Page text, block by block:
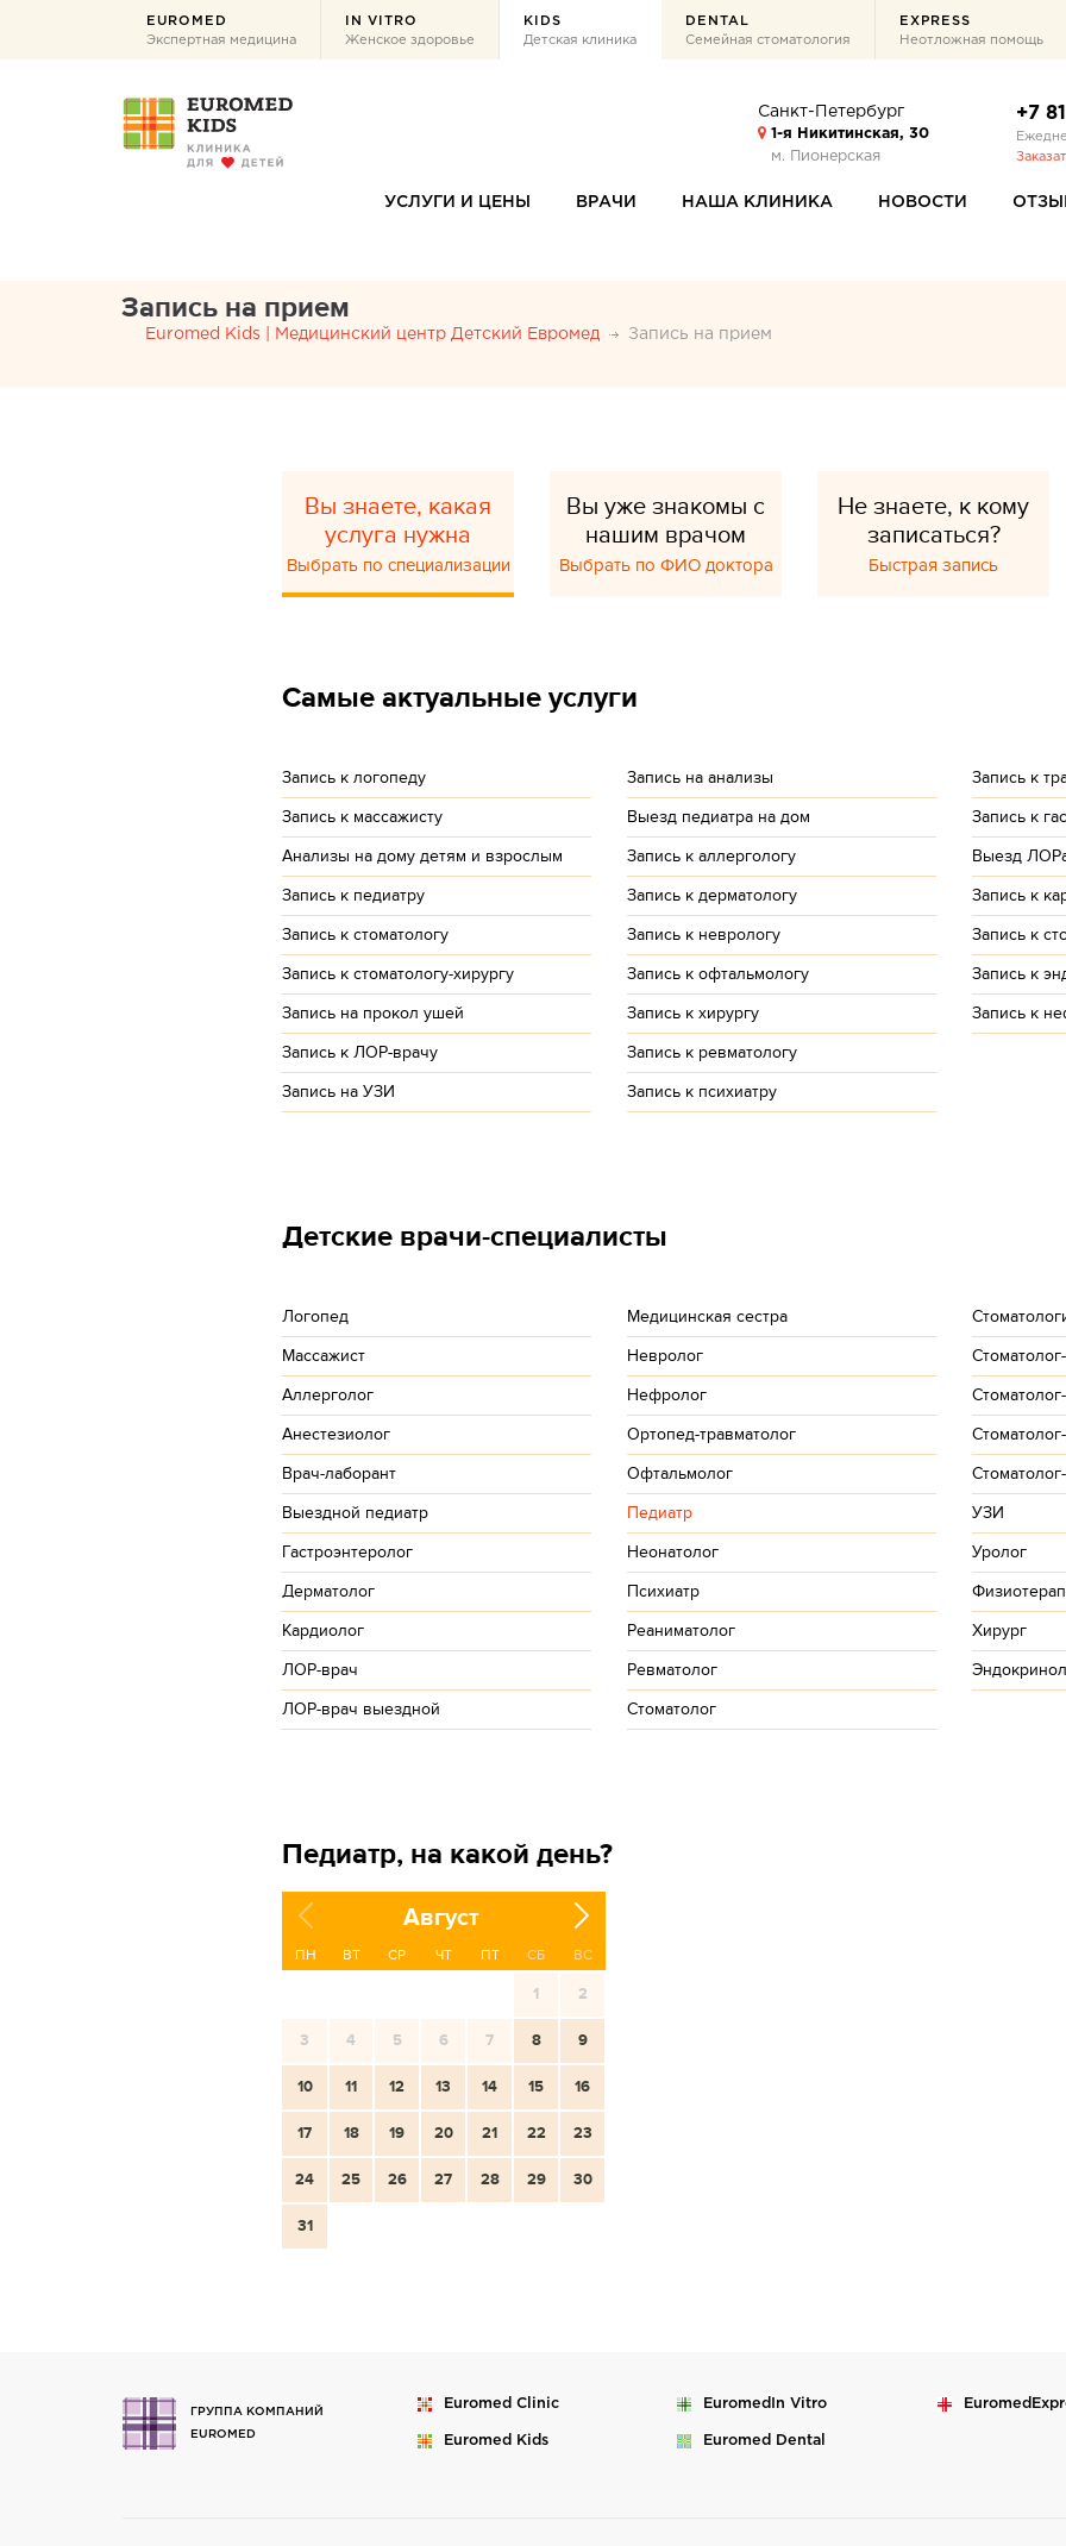
EUROMED
Экспертная медицина
IN VITRO
Женское здоровье
KIDS
Детская клиника
DENTAL
Семейная стоматология
EXPRESS
Неотложная помощь
Санкт-Петербург
1-я Никитинская, 30
м. Пионерская
+7
УСЛУГИ И ЦЕНЫ ВРАЧИ НАША КЛИНИКА НОВОСТИ
Запись на прием
Euromed Kids | Медицинский центр Детский Евромед Запись на прием
Вы знаете, какая
услуга нужна
Выбрать по специализации
Вы уже знакомы с
нашим врачом
Выбрать по ФИО доктора
Не знаете, к кому
записаться?
Быстрая запись
Самые актуальные услуги
Запись к логопеду
Запись к массажисту
Анализы на дому детям и взрослым
Запись к педиатру
Запись к стоматологу
Запись к стоматологу-хирургу
Запись на прокол ушей
Запись к ЛОР-врачу
Запись на УЗИ
Запись на анализы
Выезд педиатра на дом
Запись к аллергологу
Запись к дерматологу
Запись к неврологу
Запись к офтальмологу
Запись к хирургу
Запись к ревматологу
Запись к психиатру
Запись к
Запись к
Выезд
Запись к
Запись к
Запись к
Запись к
Детские врачи-специалисты
Логопед
Массажист
Аллерголог
Анестезиолог
Врач-лаборант
Выездной педиатр
Гастроэнтеролог
Дерматолог
Кардиолог
ЛОР-врач
ЛОР-врач выездной
Медицинская сестра
Невролог
Нефролог
Ортопед-травматолог
Офтальмолог
Педиатр
Неонатолог
Психиатр
Реаниматолог
Ревматолог
Стоматолог
УЗИ
Уролог
Хирург
Педиатр, на какой день?
Август
ПН ВТ СР ЧТ ПТ СБ ВС
1 2
3 4 5 6 7 8 9
10 11 12 13 14 15 16
17 18 19 20 21 22 23
24 25 26 27 28 29 30
31
ГРУППА КОМПАНИЙ
EUROMED
Euromed Clinic Euromed In Vitro Euromed
Euromed Kids Euromed Dental